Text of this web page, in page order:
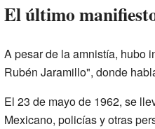
El último
A pesar de la amnistía, hubo
Rubén Jaramillo", donde
El 23 de mayo de 1962, se
Mexicano, policías y otras